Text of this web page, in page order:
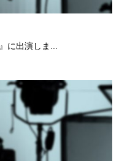
に出演しま...